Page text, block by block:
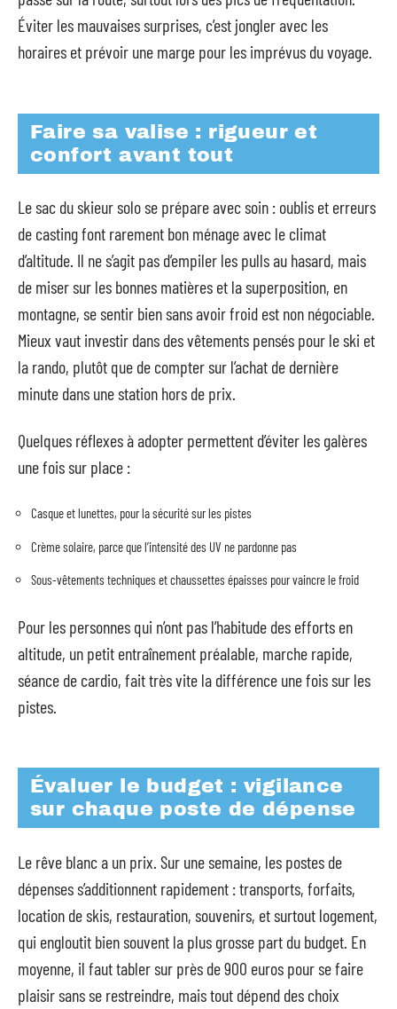
Éviter les mauvaises surprises, c’est jongler avec les
horaires et prévoir une marge pour les imprévus du voyage.
Faire sa valise : rigueur et
confort avant tout
Le sac du skieur solo se prépare avec soin : oublis et erreurs
de casting font rarement bon ménage avec le climat
d’altitude. Il ne s’agit pas d’empiler les pulls au hasard, mais
de miser sur les bonnes matières et la superposition, en
montagne, se sentir bien sans avoir froid est non négociable.
Mieux vaut investir dans des vêtements pensés pour le ski et
la rando, plutôt que de compter sur l’achat de dernière
minute dans une station hors de prix.
Quelques réflexes à adopter permettent d’éviter les galères
une fois sur place :
Casque et lunettes, pour la sécurité sur les pistes
Crème solaire, parce que l’intensité des UV ne pardonne pas
Sous-vêtements techniques et chaussettes épaisses pour vaincre le froid
Pour les personnes qui n’ont pas l’habitude des efforts en
altitude, un petit entraînement préalable, marche rapide,
séance de cardio, fait très vite la différence une fois sur les
pistes.
Évaluer le budget : vigilance
sur chaque poste de dépense
Le rêve blanc a un prix. Sur une semaine, les postes de
dépenses s’additionnent rapidement : transports, forfaits,
location de skis, restauration, souvenirs, et surtout logement,
qui engloutit bien souvent la plus grosse part du budget. En
moyenne, il faut tabler sur près de 900 euros pour se faire
plaisir sans se restreindre, mais tout dépend des choix